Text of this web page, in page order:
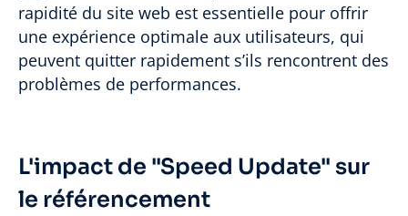
rapidité du site web est essentielle pour offrir
une expérience optimale aux utilisateurs, qui
peuvent quitter rapidement s’ils rencontrent des
problèmes de performances.
L'impact de "Speed Update" sur
le référencement